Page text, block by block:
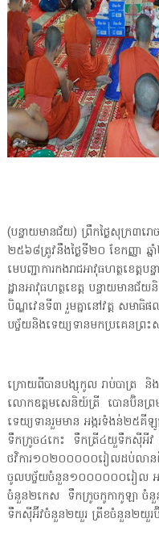
(បន្ទាយមានជ័យ) ព្រឹកថ្ងៃសុក្រ៣រ
២៥៦៨ត្រូវនឹងថ្ងៃទី២០ ខែកញ្ញា
មេបញ្ជាការកងរាជអាវុធហត្ថខេត្ត
ដ្ឋានអាវុធហត្ថខេត្ត បន្ទាយមានជ័
បិណ្ឌវេនទី៣ រួមគ្នានៅវត្ត សមា
បច្ច័យនិងទេយ្យទានមកប្រគេនព្រះ
ក្រោយពីបានបង្សុកូល រាប់បាត្រ
លោកឧត្តមសេនិយ៍ត្រី បោនប៊ិនព្រម
ទេយ្យទានរួមមាន អង្ករទំងន់២៥
ទឹកក្រូច៤កេះ ទឹកត្រី៤យួទឹកស៊ីអី
ថវិការ១០២០០០០០រៀលដប់លាន
ចូលបច្ច័យចំនួន១០០០០០០រៀល អង្
ចំនួន២កេស ទឹកក្រូចកូកាកូឡា ចំ
ទឹកស៊ីអ៊ីវចំនួន២យួរ ត្រីខចំនួន២យួរ